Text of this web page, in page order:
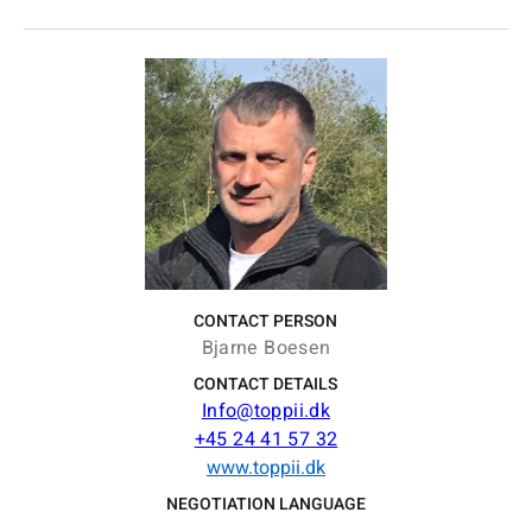
CONTACT PERSON
Bjarne Boesen
CONTACT DETAILS
Info@toppii.dk
+45 24 41 57 32
www.toppii.dk
NEGOTIATION LANGUAGE